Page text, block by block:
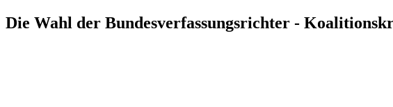
Die Wahl der Bundesverfassungsrichter -